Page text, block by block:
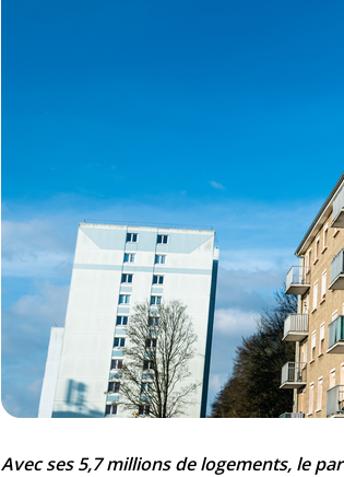
Avec ses 5,7 millions de logements, le